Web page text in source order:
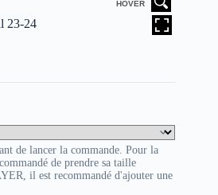
HOVER
23-24
de lancer la commande. Pour la
de prendre sa taille
il est recommandé d'ajouter une